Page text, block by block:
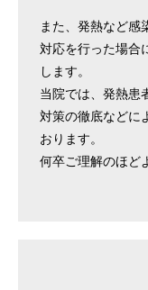
また、発熱など感
対応を行った場合
します。
当院では、発熱患
対策の徹底などに
おります。
何卒ご理解のほど